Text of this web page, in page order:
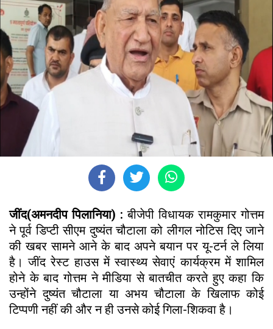
जींद(अमनदीप पिलानिया) :बीजेपी विधायक रामकुमार गोत्तम
ने पूर्व डिप्टी सीएम दुष्यंत चौटाला को लीगल नोटिस दिए जाने
की खबर सामने आने के बाद अपने बयान पर यू-टर्न ले लिया
है। जींद रेस्ट हाउस में स्वास्थ्य सेवाएं कार्यक्रम में शामिल
होने के बाद गोत्तम ने मीडिया से बातचीत करते हुए कहा कि
उन्होंने दुष्यंत चौटाला या अभय चौटाला के खिलाफ कोई
टिप्पणी नहीं की और न ही उनसे कोई गिला-शिकवा है।